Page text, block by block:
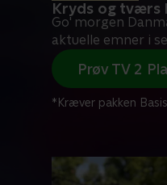
Kryds og tværs
Go' morgen
aktuelle emner i
Prøv TV 2
*Kræver pakken